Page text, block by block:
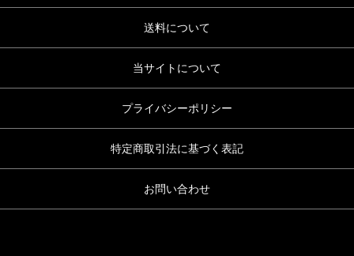
送料について
当サイトについて
プライバシーポリシー
特定商取引法に基づく表記
お問い合わせ